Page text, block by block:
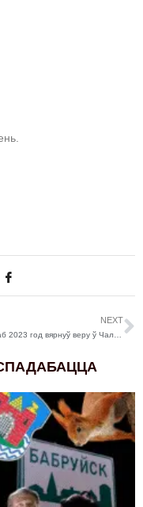
NEXT
«Хачу, каб 2023 год вярнуў веру ў Чалавека». Бабруйцы – пра самае важнае ў мінулым годзе і чаканні ад новага